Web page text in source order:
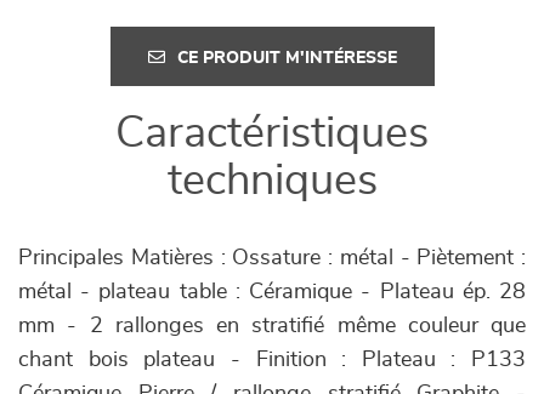
CE PRODUIT M'INTÉRESSE
Caractéristiques
techniques
Principales Matières : Ossature : métal - Piètement :
métal - plateau table : Céramique - Plateau ép. 28
mm - 2 rallonges en stratifié même couleur que
chant bois plateau - Finition : Plateau : P133